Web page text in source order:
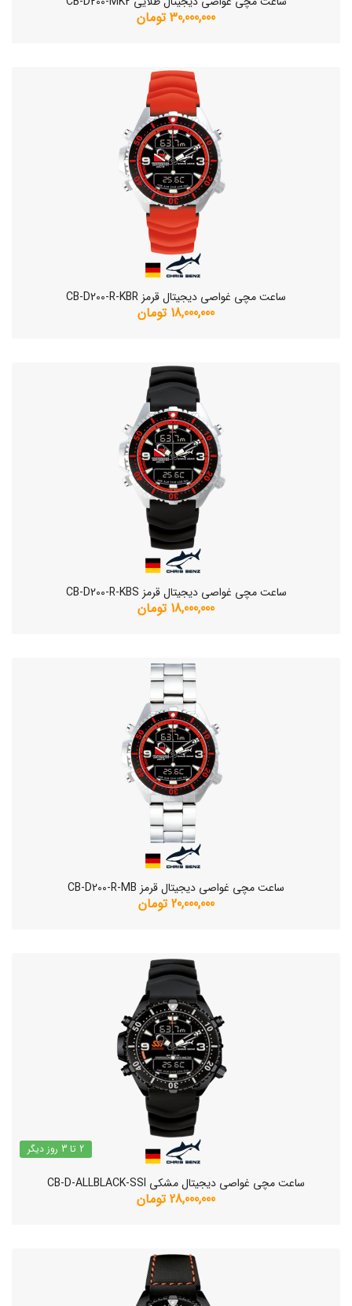
30,000,000 تومان
ساعت مچی غواصی دیجیتال قرمز CB-D200-R-KBR
18,000,000 تومان
ساعت مچی غواصی دیجیتال قرمز CB-D200-R-KBS
18,000,000 تومان
ساعت مچی غواصی دیجیتال قرمز CB-D200-R-MB
20,000,000 تومان
2 تا 3 روز دیگر
ساعت مچی غواصی دیجیتال مشکی CB-D-ALLBLACK-SSI
28,000,000 تومان